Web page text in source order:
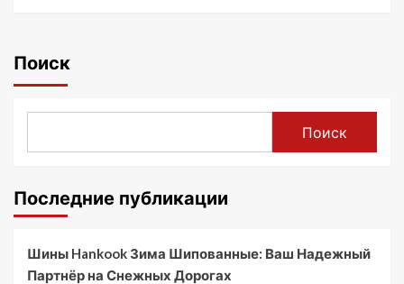
Поиск
Поиск
Последние публикации
Шины Hankook Зима Шипованные: Ваш Надежный
Партнёр на Снежных Дорогах